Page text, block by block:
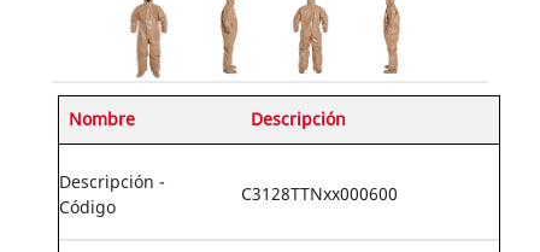
Nombre Descripción
Descripción -
Código
C3128TTNxx000600